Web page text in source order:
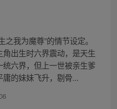
我为魔尊”的情节设定。
出生时六界震动，是天生
六界，但上一世被亲生爹
的妹妹飞升，剔骨...